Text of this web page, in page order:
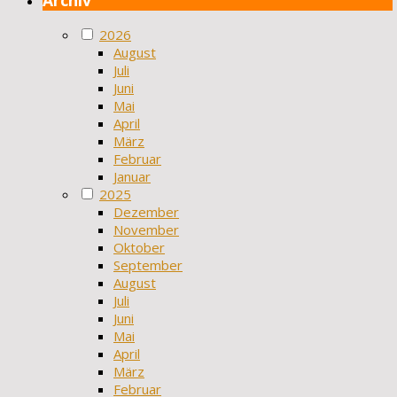
2026
August
Juli
Juni
Mai
April
März
Februar
Januar
2025
Dezember
November
Oktober
September
August
Juli
Juni
Mai
April
März
Februar